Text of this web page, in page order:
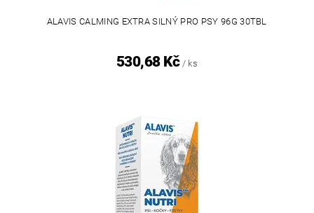
ALAVIS CALMING EXTRA SILNÝ PRO PSY 96G 30TBL
530,68 Kč / ks